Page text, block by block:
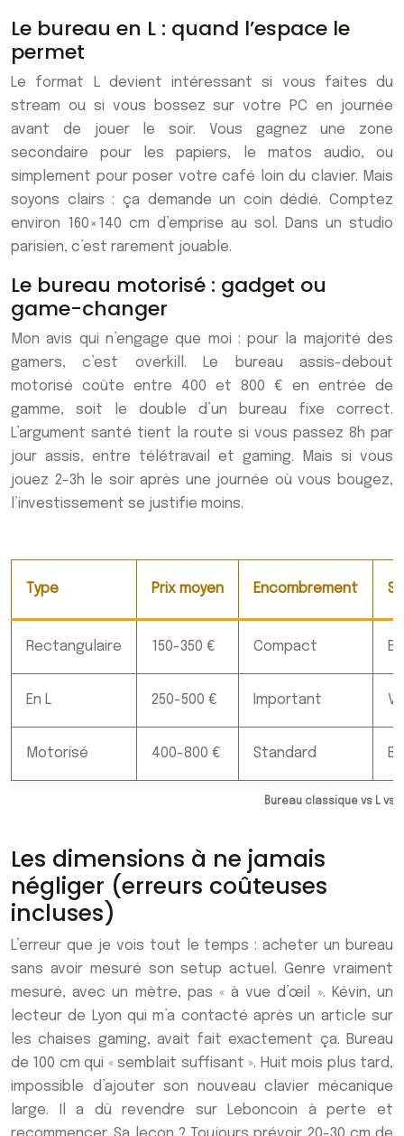
Le bureau en L : quand l’espace le
permet
Le format L devient intéressant si vous faites du
stream ou si vous bossez sur votre PC en journée
avant de jouer le soir. Vous gagnez une zone
secondaire pour les papiers, le matos audio, ou
simplement pour poser votre café loin du clavier. Mais
soyons clairs : ça demande un coin dédié. Comptez
environ 160×140 cm d’emprise au sol. Dans un studio
parisien, c’est rarement jouable.
Le bureau motorisé : gadget ou
game-changer
Mon avis qui n’engage que moi : pour la majorité des
gamers, c’est overkill. Le bureau assis-debout
motorisé coûte entre 400 et 800 € en entrée de
gamme, soit le double d’un bureau fixe correct.
L’argument santé tient la route si vous passez 8h par
jour assis, entre télétravail et gaming. Mais si vous
jouez 2-3h le soir après une journée où vous bougez,
l’investissement se justifie moins.
Bureau classique vs L
Type Prix moyen Encombrement
Rectangulaire 150-350 € Compact
En L 250-500 € Important
Motorisé 400-800 € Standard
Les dimensions à ne jamais
négliger (erreurs coûteuses
incluses)
L’erreur que je vois tout le temps : acheter un bureau
sans avoir mesuré son setup actuel. Genre vraiment
mesuré, avec un mètre, pas « à vue d’œil ». Kévin, un
lecteur de Lyon qui m’a contacté après un article sur
les chaises gaming, avait fait exactement ça. Bureau
de 100 cm qui « semblait suffisant ». Huit mois plus tard,
impossible d’ajouter son nouveau clavier mécanique
large. Il a dû revendre sur Leboncoin à perte et